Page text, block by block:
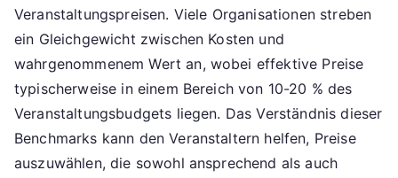
Veranstaltungspreisen. Viele Organisationen streben
ein Gleichgewicht zwischen Kosten und
wahrgenommenem Wert an, wobei effektive Preise
typischerweise in einem Bereich von 10-20 % des
Veranstaltungsbudgets liegen. Das Verständnis dieser
Benchmarks kann den Veranstaltern helfen, Preise
auszuwählen, die sowohl ansprechend als auch